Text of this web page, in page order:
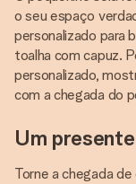
o seu espaço
personalizado para
toalha com capuz.
personalizado,
com a chegada do
Um
Torne a chegada